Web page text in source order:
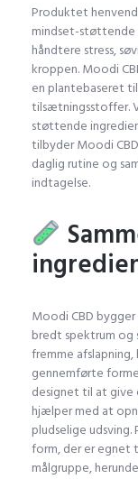
Produktet
mindset-
håndtere stress,
kroppen. Moodi
en plantebaseret
tilsætningsstoffer.
støttende
tilbyder Moodi
daglig rutine og
indtagelse.
Moodi CBD
bredt spektrum og
fremme
gennemførte
designet til at give
hjælper med at
pludselige
form, der er egnet
målgruppe,